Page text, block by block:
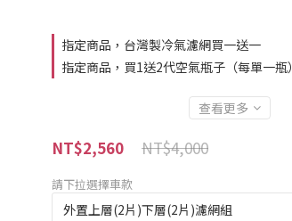
指定商品，台灣製冷氣濾網買一送一
指定商品，買1送2代空氣瓶子（每單一瓶）
查看更多
NT$4,000
NT$2,560
請下拉選擇車款